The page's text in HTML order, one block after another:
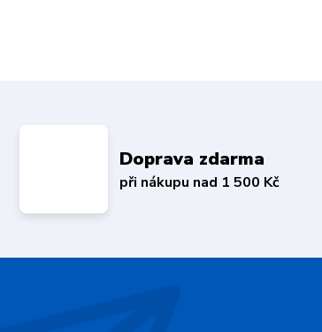
Doprava zdarma
při nákupu nad 1 500 Kč